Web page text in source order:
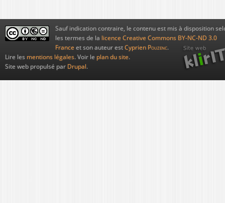
Sauf indication contraire, le contenu est mis à disposition
les termes de la licence Creative Commons BY-NC-ND 3.0
France et son auteur est Cyprien Pouzenc.
Lire les mentions légales. Voir le plan du site.
Site web propulsé par Drupal.